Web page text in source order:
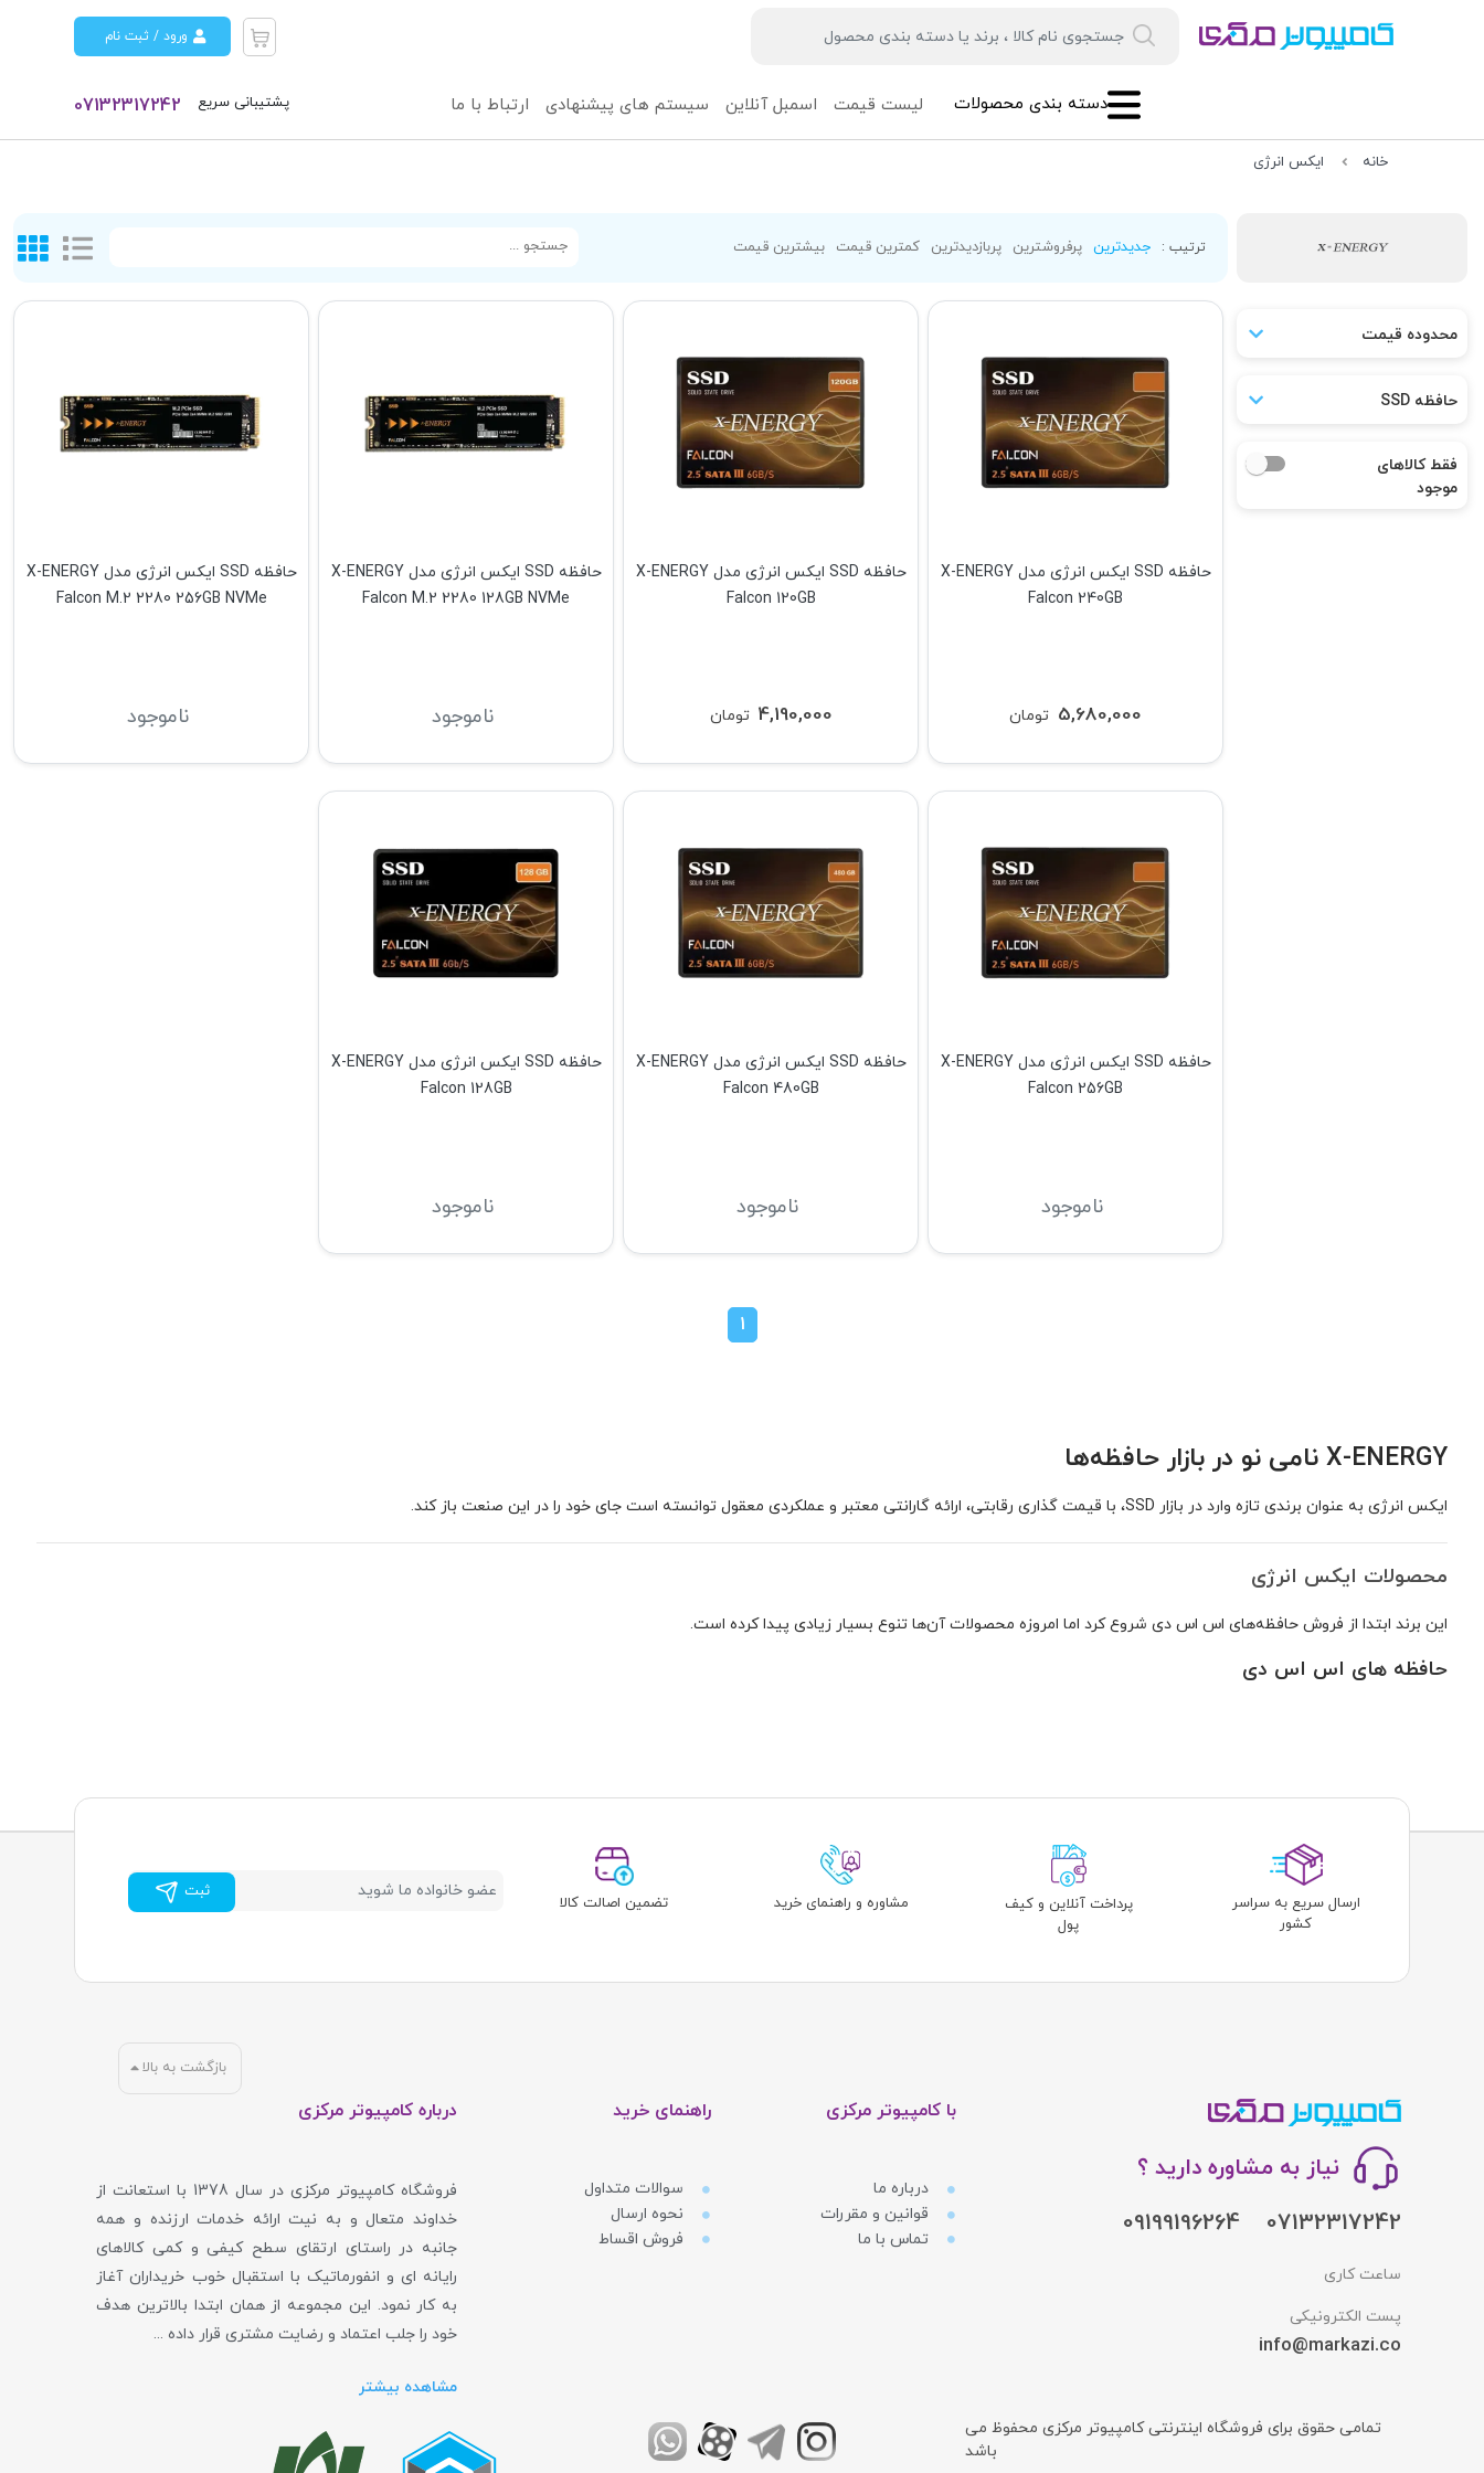
ورود / ثبت نام
07132317242 پشتیبانی سریع لیست قیمت اسمبل آنلاین سیستم های پیشنهادی ارتباط با ما دسته بندی محصولات
خانه ایکس انرژی
ترتیب : جدیدترین پرفروشترین پربازدیدترین کمترین قیمت بیشترین قیمت
حافظه SSD ایکس انرژی مدل X-ENERGY
Falcon 240GB
تومان 5,680,000
حافظه SSD ایکس انرژی مدل X-ENERGY
Falcon 120GB
تومان 4,190,000
حافظه SSD ایکس انرژی مدل X-ENERGY
Falcon M.2 2280 128GB NVMe
ناموجود
حافظه SSD ایکس انرژی مدل X-ENERGY
Falcon M.2 2280 256GB NVMe
ناموجود
حافظه SSD ایکس انرژی مدل X-ENERGY
Falcon 256GB
ناموجود
حافظه SSD ایکس انرژی مدل X-ENERGY
Falcon 480GB
ناموجود
حافظه SSD ایکس انرژی مدل X-ENERGY
Falcon 128GB
ناموجود
محدوده قیمت
حافظه SSD
فقط کالاهای
موجود
1
X-ENERGY نامی نو در بازار حافظه‌ها
ایکس انرژی به عنوان برندی تازه وارد در بازار SSD، با قیمت گذاری رقابتی، ارائه گارانتی معتبر و عملکردی معقول توانسته است جای خود را در این صنعت باز کند.
محصولات ایکس انرژی
این برند ابتدا از فروش حافظه‌های اس اس دی شروع کرد اما امروزه محصولات آن‌ها تنوع بسیار زیادی پیدا کرده است.
حافظه های اس اس دی
فلش مموری
ایکس انرژی از تجربه خود در زمینه حافظه‌های NAND برای تولید فلش مموری‌هایی باکیفیت و مقرون به صرفه، به خوبی بهره برده است. یکی از نکات مثبت آن‌ها تنوع بسیار بالای شکل ظاهری است. شما هر سلیقه ای
که داشته باشید، یک مدل مناسب برای شما پیدا خواهد شد.
امروزه ایکس انرژی تنوع محصولات خود را بسیار بالا برده است. اسپیکر بلوتوثی، هدفون، هندزفری و پاوربانک همه در سبد تولیدات آن‌ها موجود است و همان توجه به کیفیت و قیمت در این محصولات نیز دیده
اگر به دنبال یک برند مقرون به صرفه هستید که محصولات باکیفیتی تولید کند و نیازهای اولیه شما را برطرف کند، ایکس انرژی مناسب شما است. حافظه‌های اس اس دی آن‌ها یک ارتقای عالی برای سیستم و لپ تاپ
شما هستند.
ارسال سریع به سراسر
کشور
پرداخت آنلاین و کیف
پول
مشاوره و راهنمای خرید تضمین اصالت کالا
ثبت
نیاز به مشاوره دارید ؟
07132317242
09199196264
ساعت کاری
پست الکترونیکی
info@markazi.co
با کامپیوتر مرکزی
درباره ما
قوانین و مقررات
تماس با ما
راهنمای خرید
سوالات متداول
نحوه ارسال
فروش اقساط
بازگشت به بالا
درباره کامپیوتر مرکزی
فروشگاه کامپیوتر مرکزی در سال 1378 با استعانت از
خداوند متعال و به نیت ارائه خدمات ارزنده و همه
جانبه در راستای ارتقای سطح کیفی و کمی کالاهای
رایانه ای و انفورماتیک با استقبال خوب خریداران آغاز
به کار نمود. این مجموعه از همان ابتدا بالاترین هدف
خود را جلب اعتماد و رضایت مشتری قرار داده ...
مشاهده بیشتر
تمامی حقوق برای فروشگاه اینترنتی کامپیوتر مرکزی محفوظ می
باشد